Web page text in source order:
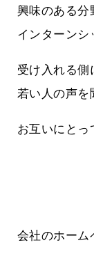
興味のある分
インターンシ
受け入れる側
若い人の声を
お互いにとっ
会社のホーム